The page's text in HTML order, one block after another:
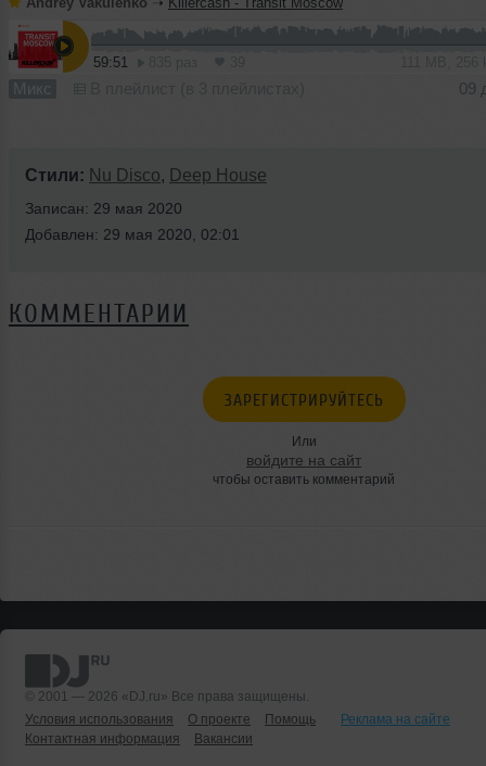
59:51
Микс 09
Стили: Nu Disco, Deep House
Записан: 29 мая 2020
Добавлен: 29 мая 2020, 02:01
КОММЕНТАРИИ
ЗАРЕГИСТРИРУЙТЕСЬ
Или
войдите на сайт
чтобы оставить комментарий
© 2001 — 2026 «DJ.ru» Все права защищены.
Условия использования
О проекте Помощь
Реклама на сайте
Контактная информация
Вакансии